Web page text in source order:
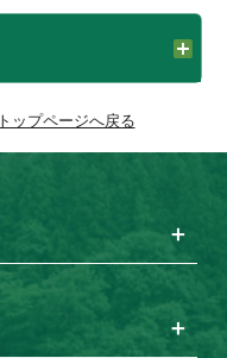
トップページへ戻る